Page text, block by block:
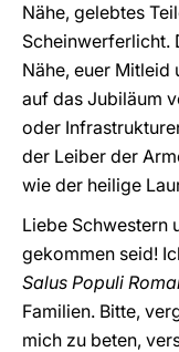
Nähe, gelebtes
Scheinwerferlicht.
Nähe, euer Mitleid
auf das Jubiläum
oder
der Leiber der
wie der heilige
Liebe Schwestern
gekommen seid!
Salus Populi
Familien. Bitte,
mich zu beten,